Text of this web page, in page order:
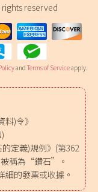
rights reserved
and Terms of Serviceapply.
料)令》
定義)規例》(第362
被稱為“鑽石”。
的發票或收據。